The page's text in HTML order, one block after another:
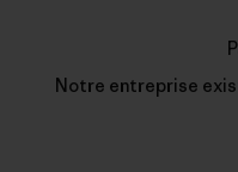
Notre entreprise